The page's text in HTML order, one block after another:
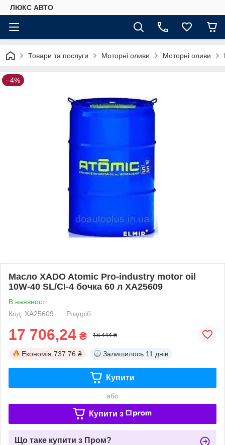
ЛЮКС АВТО
Товари та послуги Моторні оливи Моторні оливи
–4%
Масло XADO Atomic Pro-industry motor oil
10W-40 SL/CI-4 бочка 60 л ХА25609
В наявності
Код: ХА25609
Роздріб
17 706,24 ₴ 18 444 ₴
Економія 737.76 ₴ Залишилось 11 днів
Купити
або
Купити з
Що таке купити з Пром?